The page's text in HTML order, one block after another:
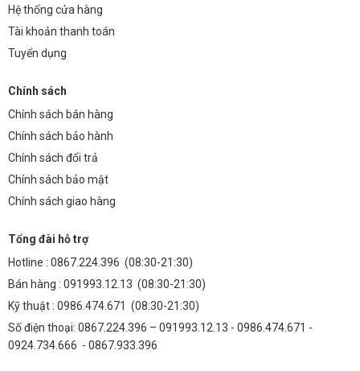
Hệ thống cửa hàng
Tài khoản thanh toán
Tuyển dụng
Chính sách
Chính sách bán hàng
Chính sách bảo hành
Chính sách đổi trả
Chính sách bảo mật
Chính sách giao hàng
Tổng đài hỗ trợ
Hotline : 0867.224.396 (08:30-21:30)
Bán hàng : 091993.12.13 (08:30-21:30)
Kỹ thuật : 0986.474.671 (08:30-21:30)
Số điện thoại: 0867.224.396 – 091993.12.13 - 0986.474.671 -
0924.734.666 - 0867.933.396